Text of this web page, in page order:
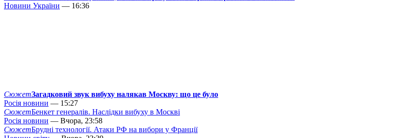
Новини України — 16:36
СюжетЗагадковий звук вибуху налякав Москву: що це було
Росія новини — 15:27
СюжетБенкет генералів. Наслідки вибуху в Москві
Росія новини — Вчора, 23:58
СюжетБрудні технології. Атаки РФ на вибори у Франції